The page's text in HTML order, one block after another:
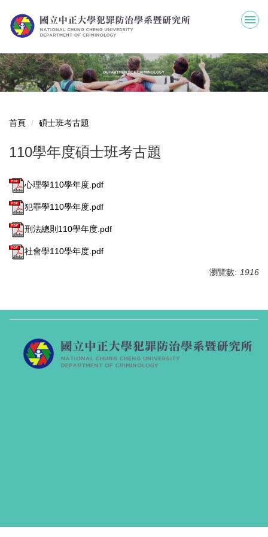
到
主
內
容
區
首頁 碩士班考古題
110學年度碩士班考古題
心理學110學年度.pdf
犯罪學110學年度.pdf
刑法總則110學年度.pdf
社會學110學年度.pdf
瀏覽數: 1916